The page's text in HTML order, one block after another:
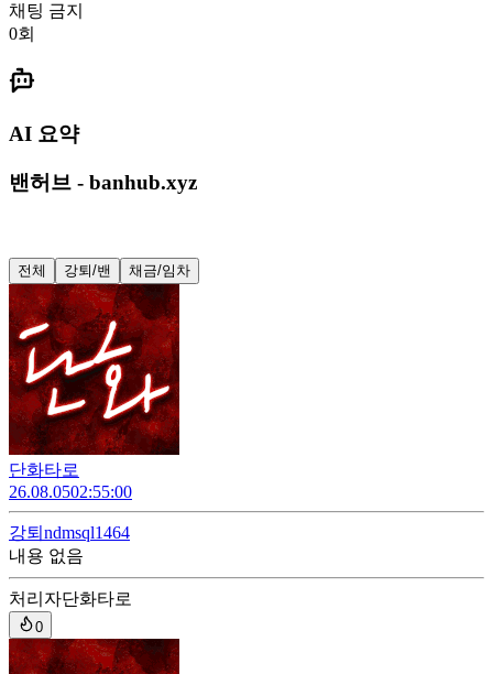
채팅 금지
0회
AI 요약
밴허브 - banhub.xyz
전체 강퇴/밴 채금/임차
단화타로
26.08.0502:55:00
강퇴 ndmsql1464
내용 없음
처리자단화타로
0